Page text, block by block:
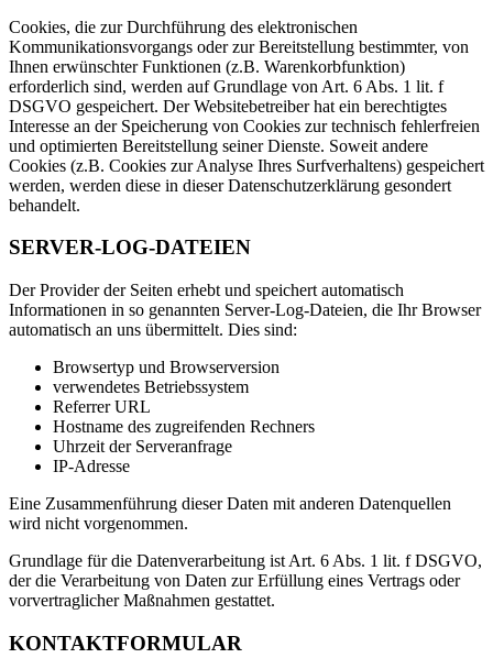
Cookies, die zur Durchführung des elektronischen
Kommunikationsvorgangs oder zur Bereitstellung bestimmter, von
Ihnen erwünschter Funktionen (z.B. Warenkorbfunktion)
erforderlich sind, werden auf Grundlage von Art. 6 Abs. 1 lit. f
DSGVO gespeichert. Der Websitebetreiber hat ein berechtigtes
Interesse an der Speicherung von Cookies zur technisch fehlerfreien
und optimierten Bereitstellung seiner Dienste. Soweit andere
Cookies (z.B. Cookies zur Analyse Ihres Surfverhaltens) gespeichert
werden, werden diese in dieser Datenschutzerklärung gesondert
behandelt.
SERVER-LOG-DATEIEN
Der Provider der Seiten erhebt und speichert automatisch
Informationen in so genannten Server-Log-Dateien, die Ihr Browser
automatisch an uns übermittelt. Dies sind:
Browsertyp und Browserversion
verwendetes Betriebssystem
Referrer URL
Hostname des zugreifenden Rechners
Uhrzeit der Serveranfrage
IP-Adresse
Eine Zusammenführung dieser Daten mit anderen Datenquellen
wird nicht vorgenommen.
Grundlage für die Datenverarbeitung ist Art. 6 Abs. 1 lit. f DSGVO,
der die Verarbeitung von Daten zur Erfüllung eines Vertrags oder
vorvertraglicher Maßnahmen gestattet.
KONTAKTFORMULAR